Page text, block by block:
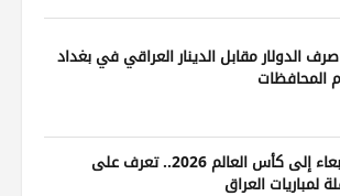
صرف الدولار مقابل الدينار العراقي في بغداد
المحافظات
من ودية الأربعاء إلى كأس العالم 2026.. تعرف على
لمباريات العراق